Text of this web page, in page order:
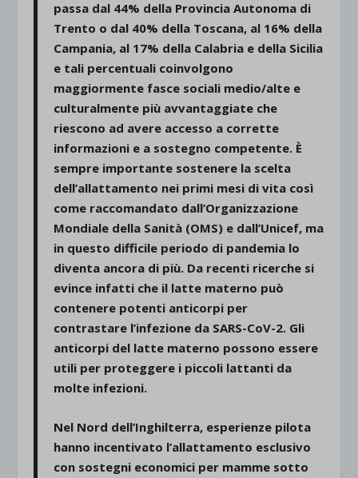
passa dal 44% della Provincia Autonoma di
Trento o dal 40% della Toscana, al 16% della
Campania, al 17% della Calabria e della Sicilia
e tali percentuali coinvolgono
maggiormente fasce sociali medio/alte e
culturalmente più avvantaggiate che
riescono ad avere accesso a corrette
informazioni e a sostegno competente. È
sempre importante sostenere la scelta
dell’allattamento nei primi mesi di vita così
come raccomandato dall’Organizzazione
Mondiale della Sanità (OMS) e dall’Unicef, ma
in questo difficile periodo di pandemia lo
diventa ancora di più. Da recenti ricerche si
evince infatti che il latte materno può
contenere potenti anticorpi per
contrastare l’infezione da SARS-CoV-2. Gli
anticorpi del latte materno possono essere
utili per proteggere i piccoli lattanti da
molte infezioni.
Nel Nord dell’Inghilterra, esperienze pilota
hanno incentivato l’allattamento esclusivo
con sostegni economici per mamme sotto